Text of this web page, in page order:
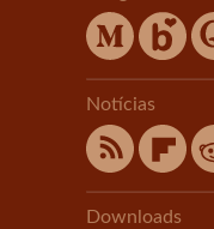
Notícias
Downloads